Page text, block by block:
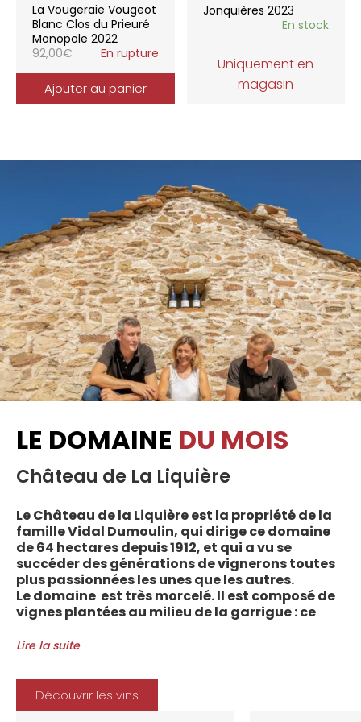
La Vougeraie Vougeot
Blanc Clos du Prieuré
Monopole 2022
92,00€ En rupture
Ajouter au panier
Jonquières 2023
En stock
Uniquement en
magasin
LE DOMAINE DU MOIS
Château de La Liquière
Le Château de la Liquière est la propriété de la
famille Vidal Dumoulin, qui dirige ce domaine
de 64 hectares depuis 1912, et qui a vu se
succéder des générations de vignerons toutes
plus passionnées les unes que les autres.
Le domaine est très morcelé. Il est composé de
vignes plantées au milieu de la garrigue : ce
entre les villages d’Autignac, Caussiniojouls,
l’Appellation. La grande majorité des parcelles,
sur sols de schistes, font face au sud, à la
Méditerranée.
Lire la suite
Découvrir les vins